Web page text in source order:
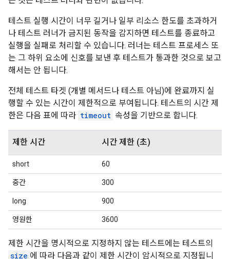
테스트 실행 시간이 너무 길거나 일부 리소스 한도를 초과하거
나 테스트 러너가 금지된 동작을 감지하면 테스트를 종료하고
실행을 실패로 처리할 수 있습니다. 러너는 테스트 프로세스 또
는 그 하위 요소에 신호를 보낸 후 테스트가 통과한 것으로 보고
해서는 안 됩니다.
전체 테스트 타겟 (개별 메서드나 테스트 아님)에 완료까지 실
행할 수 있는 시간이 제한적으로 부여됩니다. 테스트의 시간 제
한은 다음 표에 따라 timeout 속성을 기반으로 합니다.
제한 시간 시간 제한 (초)
short 60
중간 300
long 900
영원한 3600
제한 시간을 명시적으로 지정하지 않는 테스트에는 테스트의
size 에 따라 다음과 같이 제한 시간이 암시적으로 지정됩니